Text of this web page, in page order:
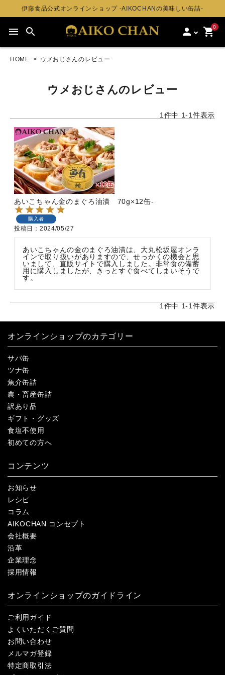
伊藤食品公式オンラインショップ -AIKOCHANの美味しい缶詰-
menu search person 0
shopping_cart
HOME ウメおじさんのレビュー
ウメおじさんのレビュー
1 件中 1-1 件表示
あいこちゃん金のまぐろ油漬 70g×12缶-
購入者
投稿日 2024/05/27
あいこちゃんの金のまぐろ油漬は、大丸松坂屋オンラ
インで取り扱いがありますので、せっかくの機会と思
いまして、直販サイトで購入しました。非常食の備蓄
用に購入しましたが、きっとすぐ食べてしまいそうで
す。
1 件中 1-1 件表示
オンラインショップのカテゴリー
サバ缶
ツナ缶
魚介缶詰
農・畜産缶詰
訳あり品
ギフト・グッズ
食塩不使用
初めての方へ
コンテンツ
お知らせ
レシピ
コラム
AIKOCHAN コンセプト
会社概要
沿革
企業理念
採用情報
オンラインショップのガイドライン
ご利用ガイド
よくいただくご質問
お問い合わせ
メルマガ登録
特定商取引法